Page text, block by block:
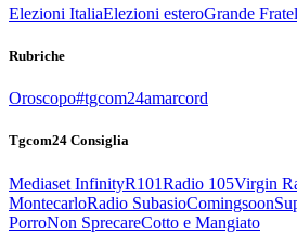
Elezioni ItaliaElezioni esteroGrande
Rubriche
Oroscopo#tgcom24amarcord
Tgcom24 Consiglia
Mediaset InfinityR101Radio 105Virgin
MontecarloRadio SubasioComingsoon
PorroNon SprecareCotto e Mangiato